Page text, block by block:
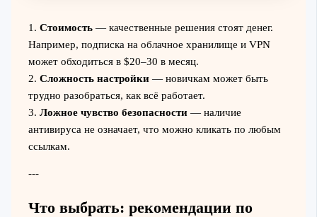
1. Стоимость— качественные решения стоят денег.
Например, подписка на облачное хранилище и VPN
может обходиться в $20–30 в месяц.
2. Сложность настройки— новичкам может быть
трудно разобраться, как всё работает.
3. Ложное чувство безопасности— наличие
антивируса не означает, что можно кликать по любым
ссылкам.
---
Что выбрать: рекомендации по